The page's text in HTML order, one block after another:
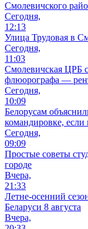
Смолевичского
Сегодня,
12:13
Улица Трудовая в
Сегодня,
11:03
Смолевичская ЦРБ
флюорографа —
Сегодня,
10:09
Белорусам
командировке, если
Сегодня,
09:09
Простые советы
городе
Вчера,
21:33
Летне-осенний
Беларуси 8 августа
Вчера,